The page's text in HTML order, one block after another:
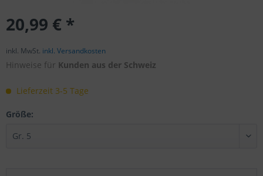
20,99 € *
inkl. MwSt. inkl. Versandkosten
Hinweise für Kunden aus der Schweiz
Lieferzeit 3-5 Tage
Größe: